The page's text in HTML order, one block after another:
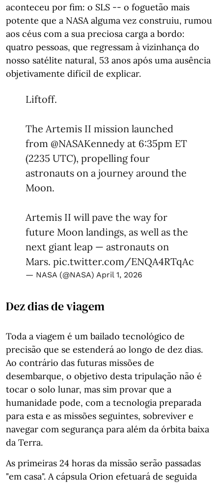
aconteceu por fim: o SLS -- o foguetão mais
potente que a NASA alguma vez construiu, rumou
aos céus com a sua preciosa carga a bordo:
quatro pessoas, que regressam à vizinhança do
nosso satélite natural, 53 anos após uma ausência
objetivamente difícil de explicar.
Liftoff.
The Artemis II mission launched
from @NASAKennedy at 6:35pm ET
(2235 UTC), propelling four
astronauts on a journey around the
Moon.
Artemis II will pave the way for
future Moon landings, as well as the
next giant leap — astronauts on
Mars. pic.twitter.com/ENQA4RTqAc
— NASA (@NASA) April 1, 2026
Dez dias de viagem
Toda a viagem é um bailado tecnológico de
precisão que se estenderá ao longo de dez dias.
Ao contrário das futuras missões de
desembarque, o objetivo desta tripulação não é
tocar o solo lunar, mas sim provar que a
humanidade pode, com a tecnologia preparada
para esta e as missões seguintes, sobreviver e
navegar com segurança para além da órbita baixa
da Terra.
As primeiras 24 horas da missão serão passadas
"em casa". A cápsula Orion efetuará de seguida